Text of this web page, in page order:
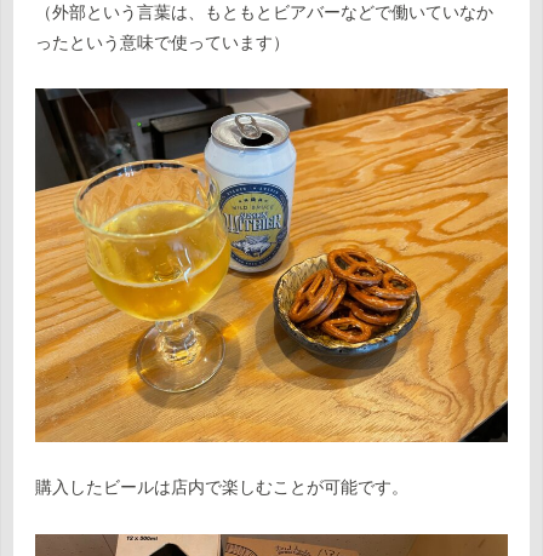
（外部という言葉は、もともとビアバーなどで働いていなか
ったという意味で使っています）
購入したビールは店内で楽しむことが可能です。